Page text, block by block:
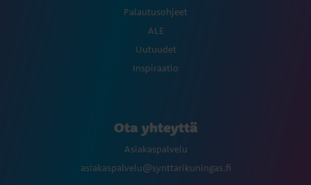
Palautusohjeet
ALE
Uutuudet
Inspiraatio
Ota yhteyttä
Asiakaspalvelu
asiakaspalvelu@synttarikuningas.fi